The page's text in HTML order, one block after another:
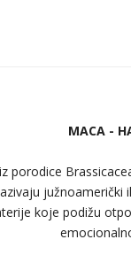
MACA -
porodice
južnoamerički
koje podižu